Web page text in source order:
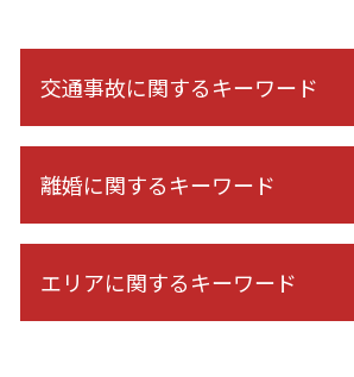
交通事故に関するキーワード
後遺症 逸失利益
自賠責保険 示談交渉
高次脳機能障害 等級認定
示談交渉 自分で
離婚に関するキーワード
離婚 弁護士を立てて話し合い
調停 裁判
エリアに関するキーワード